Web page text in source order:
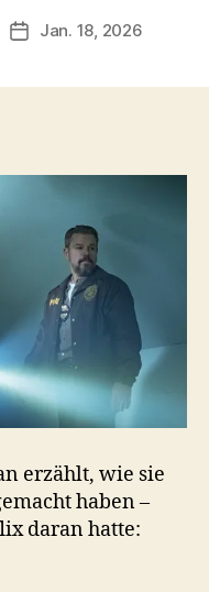
Veröffentlichungsdatum
Jan. 18, 2026
erzählt, wie sie
haben –
daran hatte: